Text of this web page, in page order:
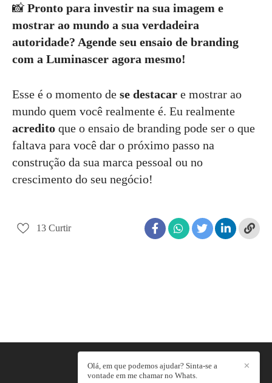
📸 Pronto para investir na sua imagem e
mostrar ao mundo a sua verdadeira
autoridade? Agende seu ensaio de branding
com a Luminascer agora mesmo!
Esse é o momento de se destacar e mostrar ao
mundo quem você realmente é. Eu realmente
acredito que o ensaio de branding pode ser o que
faltava para você dar o próximo passo na
construção da sua marca pessoal ou no
crescimento do seu negócio!
13 Curtir
LUMINASCER/CONTATO
✕
Olá, em que podemos ajudar? Sinta-se a
vontade em me chamar no Whats.